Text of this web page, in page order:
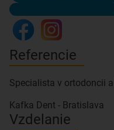
Referencie
Specialista v ortodoncii
Vzdelanie